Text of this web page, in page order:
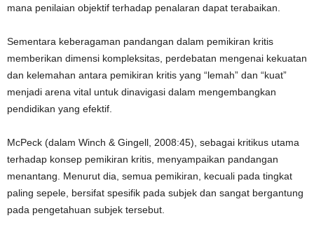
mana penilaian objektif terhadap penalaran dapat terabaikan.
Sementara keberagaman pandangan dalam pemikiran kritis
memberikan dimensi kompleksitas, perdebatan mengenai kekuatan
dan kelemahan antara pemikiran kritis yang “lemah” dan “kuat”
menjadi arena vital untuk dinavigasi dalam mengembangkan
pendidikan yang efektif.
McPeck (dalam Winch & Gingell, 2008:45), sebagai kritikus utama
terhadap konsep pemikiran kritis, menyampaikan pandangan
menantang. Menurut dia, semua pemikiran, kecuali pada tingkat
paling sepele, bersifat spesifik pada subjek dan sangat bergantung
pada pengetahuan subjek tersebut.